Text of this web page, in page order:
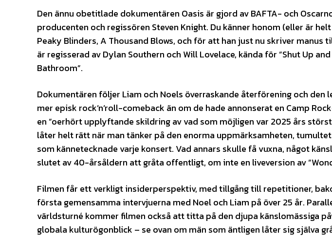
Den ännu obetitlade dokumentären Oasis är gjord av BAFTA- och
producenten och regissören Steven Knight. Du känner honom (eller är
Peaky Blinders, A Thousand Blows, och för att han just nu skriver
är regisserad av Dylan Southern och Will Lovelace, kända för ”Shut Up
Bathroom”.
Dokumentären följer Liam och Noels överraskande återförening och den
mer episk rock’n’roll-comeback än om de hade annonserat en Camp
en ”oerhört upplyftande skildring av vad som möjligen var 2025 års
låter helt rätt när man tänker på den enorma uppmärksamheten,
som kännetecknade varje konsert. Vad annars skulle få vuxna, något
slutet av 40-årsåldern att gråta offentligt, om inte en liveversion av
Filmen får ett verkligt insiderperspektiv, med tillgång till repetitioner,
första gemensamma intervjuerna med Noel och Liam på över 25 år.
världsturné kommer filmen också att titta på den djupa känslomässiga
globala kulturögonblick – se ovan om män som äntligen låter sig själva